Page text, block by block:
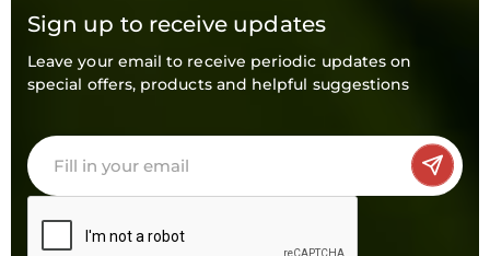
Sign up to receive updates
Leave your email to receive periodic updates on
special offers, products and helpful suggestions